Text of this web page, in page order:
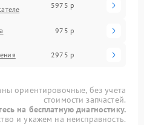
5975 р
975 р
2975 р
ориентировочные, без учета
стоимости запчастей.
на бесплатную диагностику.
и укажем на неисправность.